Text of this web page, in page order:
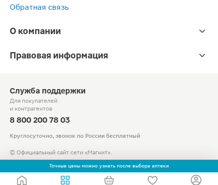
Точные цены можно узнать после выбора аптеки
Обратная связь
О компании
Правовая информация
Служба поддержки
Для покупателей
и контрагентов
8 800 200 78 03
Круглосуточно, звонок по России бесплатный
© Официальный сайт сети «Магнит».